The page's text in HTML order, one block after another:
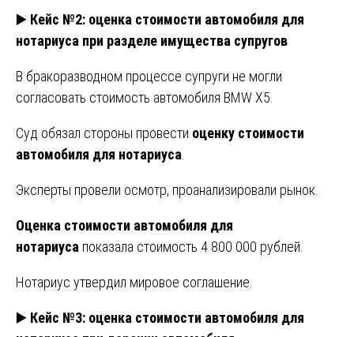
▶️ Кейс №2: оценка стоимости автомобиля для
нотариуса при разделе имущества супругов
В бракоразводном процессе супруги не могли
согласовать стоимость автомобиля BMW X5.
Суд обязал стороны провести оценку стоимости
автомобиля для нотариуса
Эксперты провели осмотр, проанализировали рынок.
Оценка стоимости автомобиля для
нотариуса показала стоимость 4 800 000 рублей.
Нотариус утвердил мировое соглашение.
▶️ Кейс №3: оценка стоимости автомобиля для